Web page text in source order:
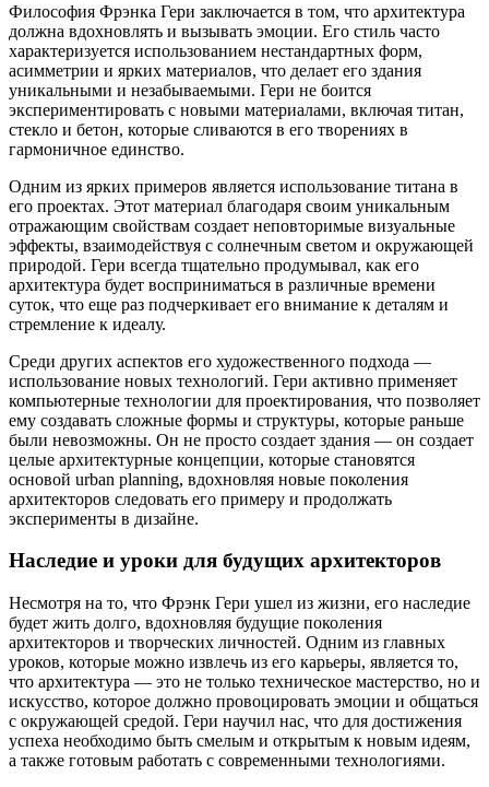
Философия Фрэнка Гери заключается в том, что архитектура
должна вдохновлять и вызывать эмоции. Его стиль часто
характеризуется использованием нестандартных форм,
асимметрии и ярких материалов, что делает его здания
уникальными и незабываемыми. Гери не боится
экспериментировать с новыми материалами, включая титан,
стекло и бетон, которые сливаются в его творениях в
гармоничное единство.
Одним из ярких примеров является использование титана в
его проектах. Этот материал благодаря своим уникальным
отражающим свойствам создает неповторимые визуальные
эффекты, взаимодействуя с солнечным светом и окружающей
природой. Гери всегда тщательно продумывал, как его
архитектура будет восприниматься в различные времени
суток, что еще раз подчеркивает его внимание к деталям и
стремление к идеалу.
Среди других аспектов его художественного подхода —
использование новых технологий. Гери активно применяет
компьютерные технологии для проектирования, что позволяет
ему создавать сложные формы и структуры, которые раньше
были невозможны. Он не просто создает здания — он создает
целые архитектурные концепции, которые становятся
основой urban planning, вдохновляя новые поколения
архитекторов следовать его примеру и продолжать
эксперименты в дизайне.
Наследие и уроки для будущих архитекторов
Несмотря на то, что Фрэнк Гери ушел из жизни, его наследие
будет жить долго, вдохновляя будущие поколения
архитекторов и творческих личностей. Одним из главных
уроков, которые можно извлечь из его карьеры, является то,
что архитектура — это не только техническое мастерство, но и
искусство, которое должно провоцировать эмоции и общаться
с окружающей средой. Гери научил нас, что для достижения
успеха необходимо быть смелым и открытым к новым идеям,
а также готовым работать с современными технологиями.